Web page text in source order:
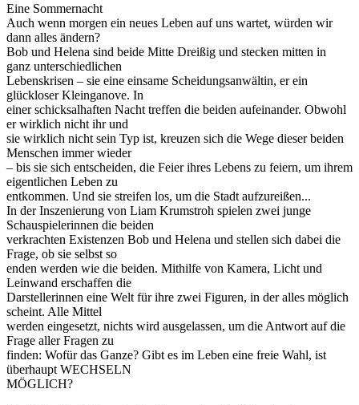
Eine Sommernacht
Auch wenn morgen ein neues Leben auf uns wartet, würden wir
dann alles ändern?
Bob und Helena sind beide Mitte Dreißig und stecken mitten in
ganz unterschiedlichen
Lebenskrisen – sie eine einsame Scheidungsanwältin, er ein
glückloser Kleinganove. In
einer schicksalhaften Nacht treffen die beiden aufeinander. Obwohl
er wirklich nicht ihr und
sie wirklich nicht sein Typ ist, kreuzen sich die Wege dieser beiden
Menschen immer wieder
– bis sie sich entscheiden, die Feier ihres Lebens zu feiern, um ihrem
eigentlichen Leben zu
entkommen. Und sie streifen los, um die Stadt aufzureißen...
In der Inszenierung von Liam Krumstroh spielen zwei junge
Schauspielerinnen die beiden
verkrachten Existenzen Bob und Helena und stellen sich dabei die
Frage, ob sie selbst so
enden werden wie die beiden. Mithilfe von Kamera, Licht und
Leinwand erschaffen die
Darstellerinnen eine Welt für ihre zwei Figuren, in der alles möglich
scheint. Alle Mittel
werden eingesetzt, nichts wird ausgelassen, um die Antwort auf die
Frage aller Fragen zu
finden: Wofür das Ganze? Gibt es im Leben eine freie Wahl, ist
überhaupt WECHSELN
MÖGLICH?